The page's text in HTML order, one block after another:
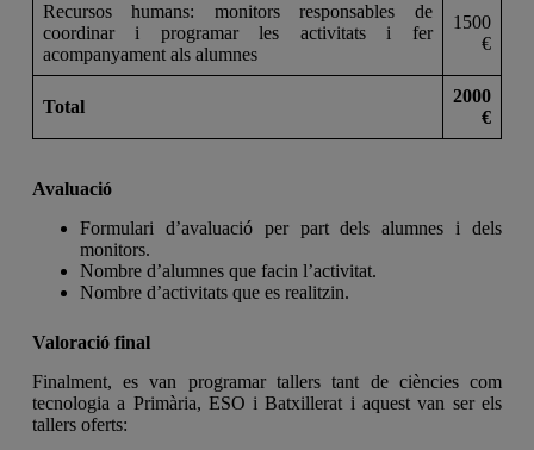
Recursos humans: monitors responsables de
coordinar i programar les activitats i fer
acompanyament als alumnes
1500
€
Total
2000
€
Avaluació
Formulari d’avaluació per part dels alumnes i dels
monitors.
Nombre d’alumnes que facin l’activitat.
Nombre d’activitats que es realitzin.
Valoració final
Finalment, es van programar tallers tant de ciències com
tecnologia a Primària, ESO i Batxillerat i aquest van ser els
tallers oferts: